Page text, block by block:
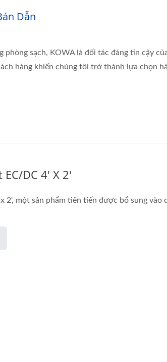
Dẫn
phòng sạch, KOWA là đối tác đáng tin cậy
hàng khiến chúng tôi trở thành lựa chọn
DC 4' X 2'
2', một sản phẩm tiên tiến được bổ sung vào